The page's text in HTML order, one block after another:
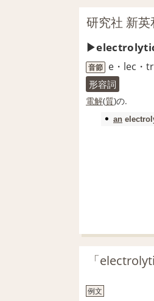
研究社 新
音節 e・lec・
形容詞
電解(質)の.
an
「
例文